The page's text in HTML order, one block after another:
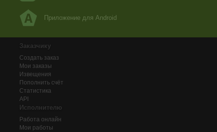
Приложение для Android
Заказчику
Создать заказ
Мои заказы
Извещения
Пополнить счёт
Статистика
API
Исполнителю
Работа онлайн
Мои работы